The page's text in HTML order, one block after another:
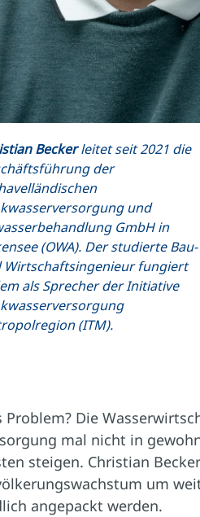
Beckerleitet seit 2021 die
der
und
GmbH in
(OWA). Der studierte Bau-
Wirtschaftsingenieur fungiert
als Sprecher der Initiative
(ITM).
Problem? Die
mal nicht in
steigen. Christian
um
angepackt werden.